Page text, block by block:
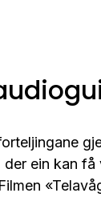
ein kan